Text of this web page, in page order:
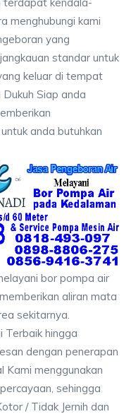
menghubungi kami
yang
standar untuk
keluar di tempat
Siap anda
anda butuhkan
bor pompa air
aliran mata
sekitarnya.
Terbaik hingga
dengan penerapan
Kami menggunakan
sehingga
/ Tidak Jernih dan